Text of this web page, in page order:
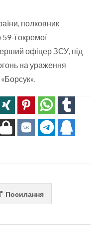
полковник
ї окремої
офіцер ЗСУ, під
на ураження
Посилання